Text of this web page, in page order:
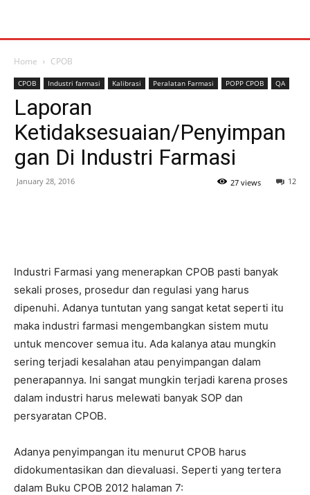
Home CPOB
CPOB Industri farmasi Kalibrasi Peralatan Farmasi POPP CPOB QA
Laporan
Ketidaksesuaian/Penyimpan
gan Di Industri Farmasi
January 28, 2016 12
27 views
Industri Farmasi yang menerapkan CPOB pasti banyak
sekali proses, prosedur dan regulasi yang harus
dipenuhi. Adanya tuntutan yang sangat ketat seperti itu
maka industri farmasi mengembangkan sistem mutu
untuk mencover semua itu. Ada kalanya atau mungkin
sering terjadi kesalahan atau penyimpangan dalam
penerapannya. Ini sangat mungkin terjadi karena proses
dalam industri harus melewati banyak SOP dan
persyaratan CPOB.
Adanya penyimpangan itu menurut CPOB harus
didokumentasikan dan dievaluasi. Seperti yang tertera
dalam Buku CPOB 2012 halaman 7: